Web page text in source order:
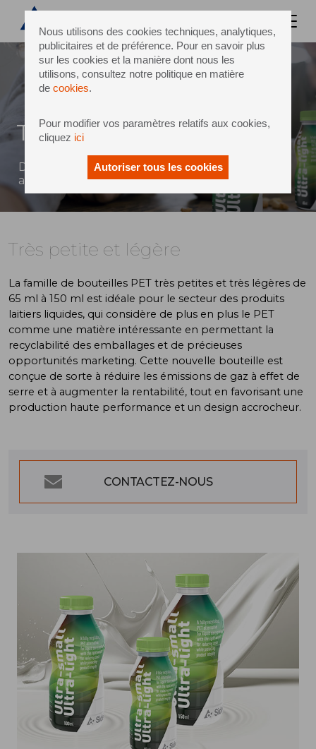
Nous utilisons des cookies techniques, analytiques,
publicitaires et de préférence. Pour en savoir plus
sur les cookies et la manière dont nous les
utilisons, consultez notre politique en matière
de cookies.
Pour modifier vos paramètres relatifs aux cookies,
cliquez ici
Autoriser tous les cookies
Très petite et légère
Des avantages accrus sur la concurrence grâce
aux solutions PET pour produits laitiers liquides
Très petite et légère
La famille de bouteilles PET très petites et très légères de
65 ml à 150 ml est idéale pour le secteur des produits
laitiers liquides, qui considère de plus en plus le PET
comme une matière intéressante en permettant la
recyclabilité des emballages et de précieuses
opportunités marketing. Cette nouvelle bouteille est
conçue de sorte à réduire les émissions de gaz à effet de
serre et à augmenter la rentabilité, tout en favorisant une
production haute performance et un design accrocheur.
CONTACTEZ-NOUS